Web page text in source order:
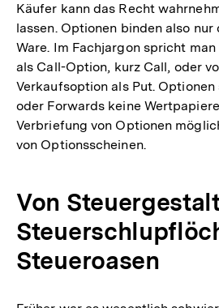
Käufer kann das Recht
lassen. Optionen binden also nur
Ware. Im Fachjargon spricht
als Call-Option, kurz Call, oder
Verkaufsoption als Put.
oder Forwards keine
Verbriefung von Optionen
von Optionsscheinen.
Von
Steueroasen